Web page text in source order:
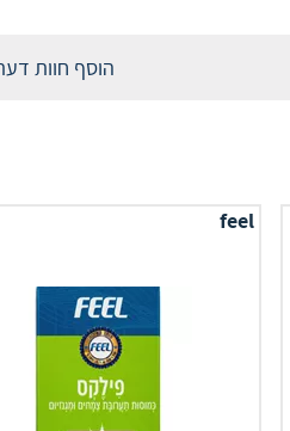
הוסף חוות
feel